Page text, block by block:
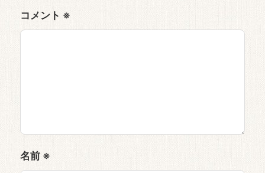
コメント ※
名前 ※